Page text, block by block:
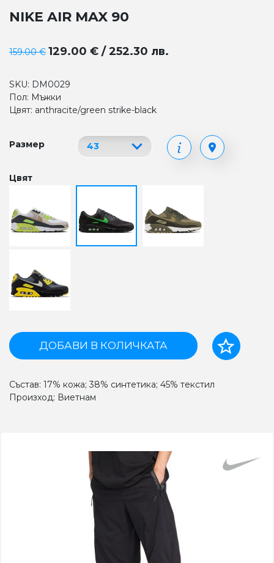
NIKE AIR MAX 90
159.00 € 129.00 € / 252.30 лв.
SKU: DM0029
Пол: Мъжки
Цвят: anthracite/green strike-black
Размер
Цвят
ДОБАВИ В КОЛИЧКАТА
Състав: 17% кожа; 38% синтетика; 45% текстил
Произход: Виетнам